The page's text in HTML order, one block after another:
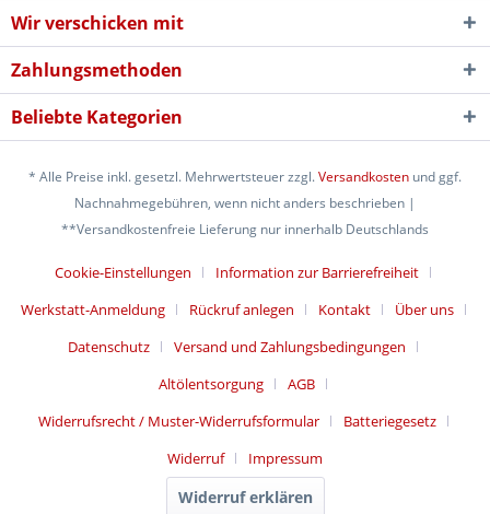
Wir verschicken mit
Zahlungsmethoden
Beliebte Kategorien
* Alle Preise inkl. gesetzl. Mehrwertsteuer zzgl.Versandkosten und ggf.
Nachnahmegebühren, wenn nicht anders beschrieben |
**Versandkostenfreie Lieferung nur innerhalb Deutschlands
Cookie-Einstellungen
Information zur Barrierefreiheit
Werkstatt-Anmeldung
Rückruf anlegen Kontakt
Über uns
Datenschutz
Versand und Zahlungsbedingungen
Altölentsorgung
AGB
Widerrufsrecht / Muster-Widerrufsformular
Batteriegesetz
Widerruf
Impressum
Widerruf erklären